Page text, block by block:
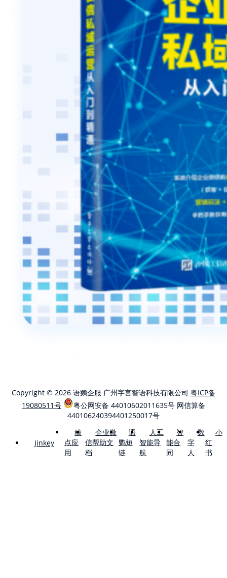
Copyright © 2026 语鹦企服 广州字言智语科技有限公司 粤ICP备
19080511号
粤公网安备 44010602011635号 网信算备
440106240394401250017号
Jinkey
稿
点应
用
企业微
信帮助文
档
语
鹦短
链
人工
智能导
航
智
能合
同
数
字
人
小
红
书